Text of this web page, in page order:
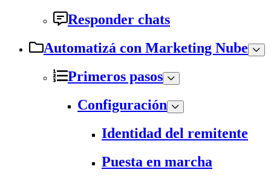
Responder chats
Automatizá con Marketing Nube
Primeros pasos
Configuración
Identidad del remitente
Puesta en marcha